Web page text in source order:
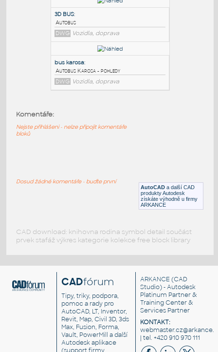
Dvoupatrový autobus
DWG
Autobus
DWG Vozidla, doprava
DWG Vozidla, doprava
AutoCAD a další CAD
produkty Autodesk
získáte výhodně u firmy
ARKANCE
Komentáře:
Nejste přihlášeni - nelze připojit komentáře
bloků
Dosud žádné komentáře - buďte první
CAD download: knihovna rodina symbol detail součást
prvek stafáž výkres kategorie kolekce free block library
CADfórum
Tipy, triky, podpora,
pomoc a rady pro
AutoCAD, LT, Inventor,
Revit, Map, Civil 3D, 3ds
Max, Fusion, Forma,
Vault, PowerMill a další
Autodesk aplikace
ARKANCE (CAD
Studio) - Autodesk
Platinum Partner &
Training Center &
Services Partner
KONTAKT:
| tel. +420 910 970 111